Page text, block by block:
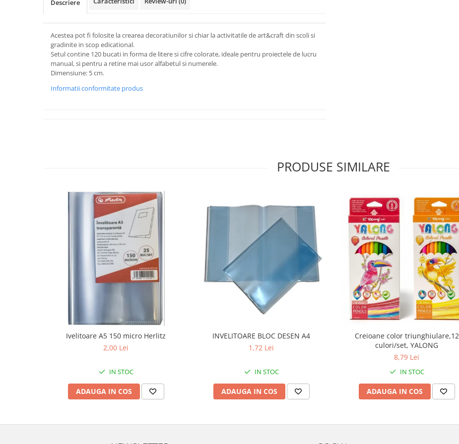
Descriere
Acestea pot fi folosite la crearea decoratiunilor si chiar la activitatile de art&craft din scoli si
gradinite in scop edicational.
Setul contine 120 bucati in forma de litere si cifre colorate, ideale pentru proiectele de lucru
manual, si pentru a retine mai usor alfabetul si numerele.
Dimensiune: 5 cm.
Informatii conformitate produs
PRODUSE SIMILARE
Ivelitoare A5 150 micro Herlitz
2,00 Lei
IN STOC
ADAUGA IN COS
INVELITOARE BLOC DESEN A4
1,72 Lei
IN STOC
ADAUGA IN COS
Creioane color triunghiulare,12
culori/set, YALONG
8,79 Lei
IN STOC
ADAUGA IN COS